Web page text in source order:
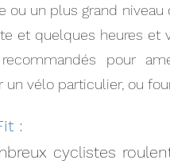
ou un plus grand
et quelques heures
pour
vélo particulier, ou
:
cyclistes